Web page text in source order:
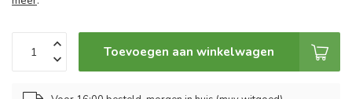
Toevoegen aan winkelwagen